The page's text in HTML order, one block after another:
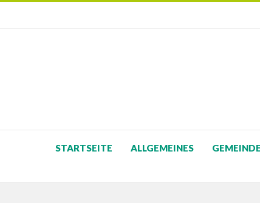
STARTSEITE ALLGEMEINES